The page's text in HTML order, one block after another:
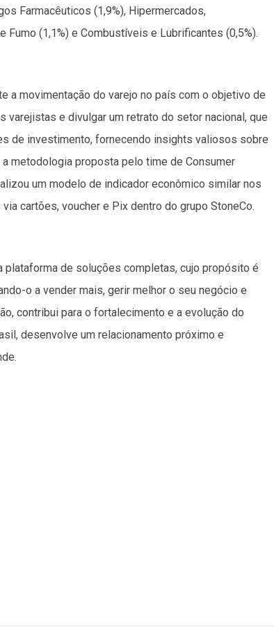
Farmacêuticos (1,9%), Hipermercados,
(1,1%) e Combustíveis e Lubrificantes (0,5%).
a movimentação do varejo no país com o objetivo de
e divulgar um retrato do setor nacional, que
de investimento, fornecendo insights valiosos sobre
metodologia proposta pelo time de Consumer
um modelo de indicador econômico similar nos
cartões, voucher e Pix dentro do grupo StoneCo.
plataforma de soluções completas, cujo propósito é
o a vender mais, gerir melhor o seu negócio e
contribui para o fortalecimento e a evolução do
desenvolve um relacionamento próximo e